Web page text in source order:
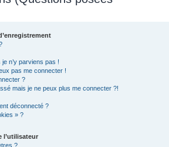
n’y parviens pas !
pas me connecter !
?
mais je ne peux plus me connecter ?!
déconnecté ?
» ?
l’utilisateur
?